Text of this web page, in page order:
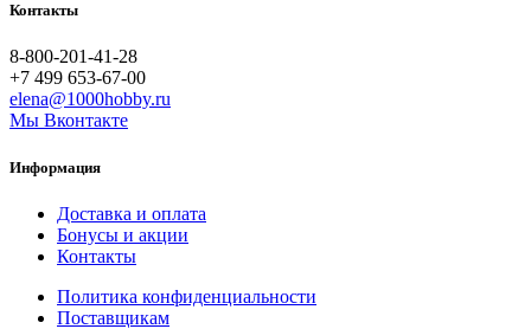
Контакты
8-800-201-41-28
+7 499 653-67-00
elena@1000hobby.ru
Мы Вконтакте
Информация
Доставка и оплата
Бонусы и акции
Контакты
Политика конфиденциальности
Поставщикам